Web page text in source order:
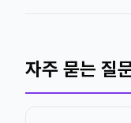
자주 묻는 질